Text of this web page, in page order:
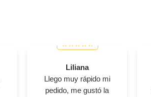
Liliana
Llego muy rápido mi
pedido, me gustó la